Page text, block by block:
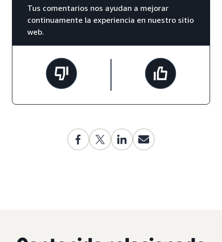
Tus comentarios nos ayudan a mejorar
continuamente la experiencia en nuestro sitio
web.